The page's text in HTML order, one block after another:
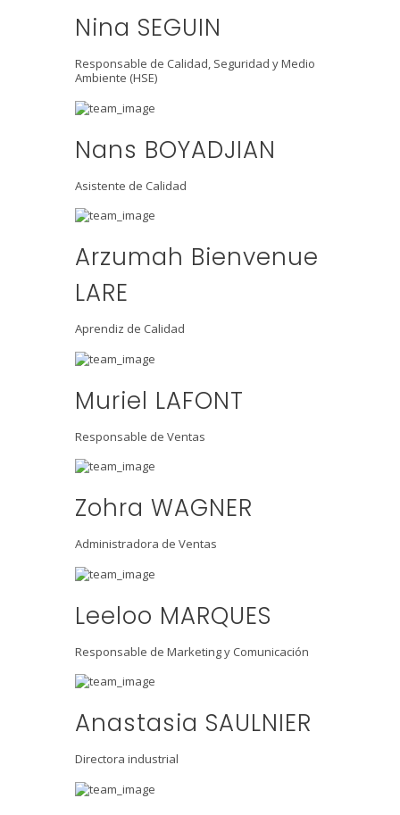
Nina SEGUIN
Responsable de Calidad, Seguridad y Medio
Ambiente (HSE)
Nans BOYADJIAN
Asistente de Calidad
Arzumah Bienvenue
LARE
Aprendiz de Calidad
Muriel LAFONT
Responsable de Ventas
Zohra WAGNER
Administradora de Ventas
Leeloo MARQUES
Responsable de Marketing y Comunicación
Anastasia SAULNIER
Directora industrial